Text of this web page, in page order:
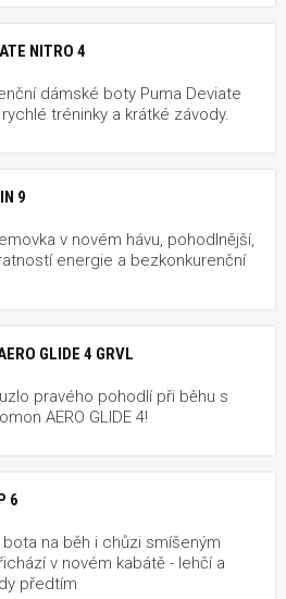
NITRO 4
dámské boty Puma Deviate
tréninky a krátké závody.
9
v novém hávu, pohodlnější,
energie a bezkonkurenční
GLIDE 4 GRVL
pravého pohodlí při běhu s
AERO GLIDE 4!
6
bota na běh i chůzi smíšeným
v novém kabátě - lehčí a
předtím